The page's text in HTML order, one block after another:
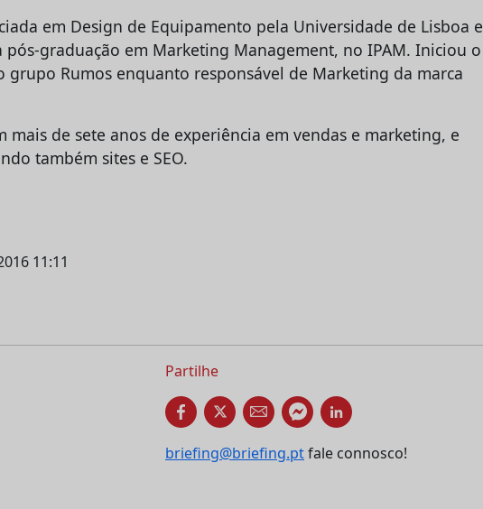
em Design de Equipamento pela Universidade de Lisboa e
graduação em Marketing Management, no IPAM. Iniciou o
grupo Rumos enquanto responsável de Marketing da marca
mais de sete anos de experiência em vendas e marketing, e
também sites e SEO.
11:11
Partilhe
briefing@briefing.ptfale connosco!